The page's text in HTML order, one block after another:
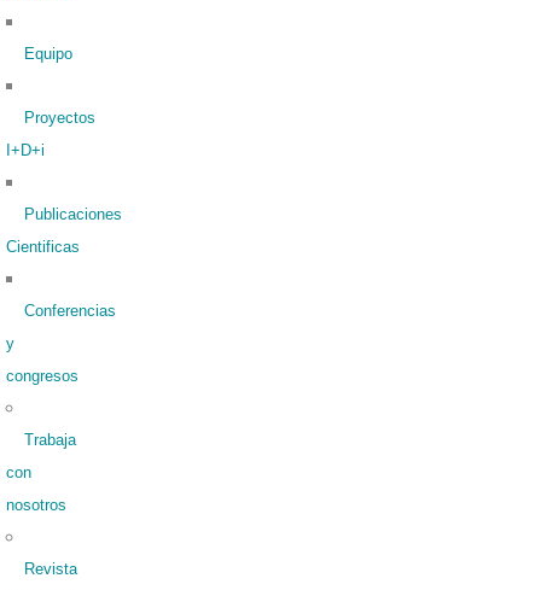
Equipo
Proyectos
I+D+i
Publicaciones
Cientificas
Conferencias
y
congresos
Trabaja
con
nosotros
Revista